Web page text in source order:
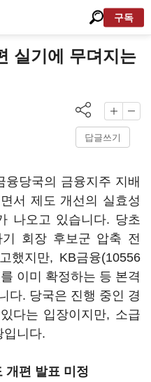
구독
실기에 무뎌지는
답글쓰기
당국의 금융지주 지배
서 제도 개선의 실효성
나오고 있습니다. 당초
기 회장 후보군 압축 전
했지만, KB금융(10556
이미 확정하는 등 본격
다. 당국은 진행 중인 경
다는 입장이지만, 소급
입니다.
개편 발표 미정